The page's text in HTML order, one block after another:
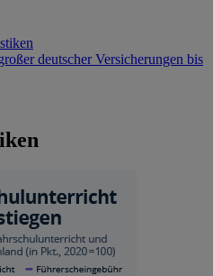
deutscher Versicherungen bis